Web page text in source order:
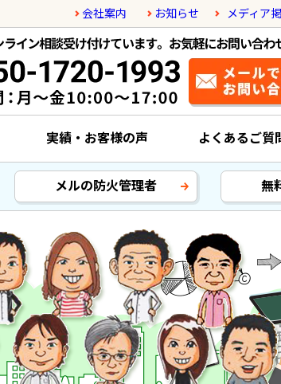
会社案内 お知らせ メディア
実績・お客様の声 よくあるご質
メルの防火管理者 無